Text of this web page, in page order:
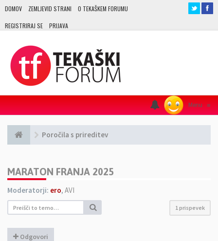
DOMOV ZEMLJEVID STRANI O TEKAŠKEM FORUMU
REGISTRIRAJ SE PRIJAVA
Menu ≡
Poročila s prireditev
MARATON FRANJA 2025
Moderatorji: ero, AVI
1 prispevek
Odgovori